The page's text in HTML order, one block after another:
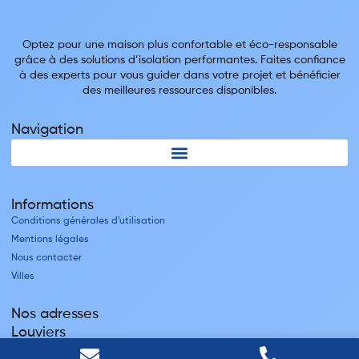
Optez pour une maison plus confortable et éco-responsable
grâce à des solutions d’isolation performantes. Faites confiance
à des experts pour vous guider dans votre projet et bénéficier
des meilleures ressources disponibles.
Navigation
Informations
Conditions générales d'utilisation
Mentions légales
Nous contacter
Villes
Nos adresses
Louviers
45 avenue Winston Churchill, Louviers, France